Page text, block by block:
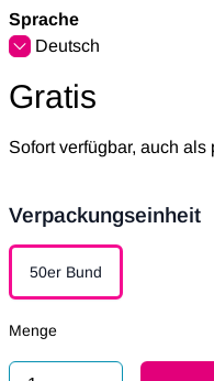
Sprache
Deutsch
Gratis
Sofort verfügbar, auch
Verpackungseinheit
Verpackungseinheit
50er Bund
Menge